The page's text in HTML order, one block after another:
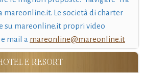
mareonline.it. Le società di charter
su mareonline.it propri video
mail a mareonline@mareonline.it
E RESORT